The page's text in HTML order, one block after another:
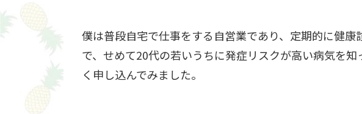
僕は普段自宅で仕事をする自営業であり、定期的に健康
で、せめて20代の若いうちに発症リスクが高い病気を知
く申し込んでみました。